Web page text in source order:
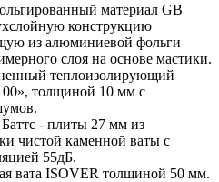
материал GB
конструкцию
из алюминиевой фольги
слоя на основе мастики.
теплоизолирующий
толщиной 10 мм с
- плиты 27 мм из
чистой каменной ваты с
55дБ.
вата ISOVER толщиной 50 мм.